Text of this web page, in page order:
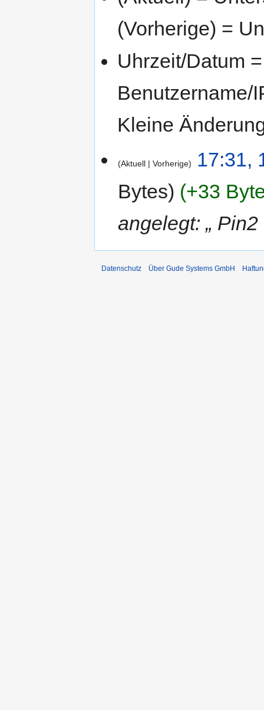
(Vorherige) =
Uhrzeit/Datum
Benutzername/
Kleine
Aktuell Vorherige
17:31,
Bytes
+33
angelegt: „
Datenschutz Über Gude Systems GmbH